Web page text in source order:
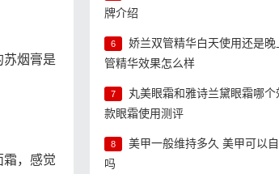
苏烟膏是
霜，感觉
牌介绍
6
娇兰双管精华白天使用还是晚
管精华效果怎么样
7
丸美眼霜和雅诗兰黛眼霜哪
款眼霜使用测评
8
美甲一般维持多久 美甲可以
吗